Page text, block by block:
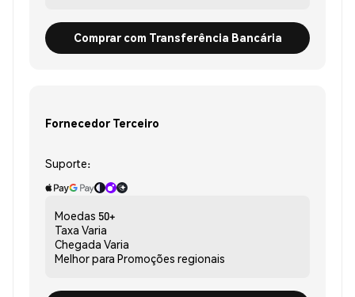
Comprar com Transferência Bancária
Fornecedor Terceiro
Suporte:
Moedas 50+
Taxa Varia
Chegada Varia
Melhor para Promoções regionais